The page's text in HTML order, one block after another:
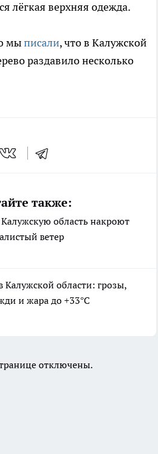
лёгкая верхняя одежда.
мыписали, что в Калужской
раздавило несколько
также:
Калужскую область накроют
ветер
Калужской области: грозы,
и жара до +33°С
отключены.